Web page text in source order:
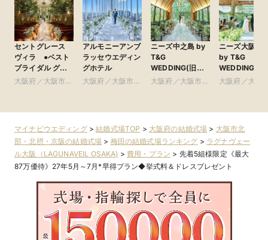
セントグレース
ヴィラ ●ベスト
ブライダル グ
ループ
大阪府／大阪市南
アルモニーアンブ
ラッセウエディン
グホテル
大阪府／大阪市北
ニーズ中之島 by
T&G
WEDDING(旧
アーセンティア迎
大阪府／大阪市北
ニーズ大阪本
by T&G
WEDDING(旧
クアガーデン
大阪府／大阪
マイナビウエディング>結婚式場TOP > 大阪府の結婚式場 > 大阪市北
部・北摂・京阪の結婚式場 > 梅田の結婚式場ランキング > ラグナヴェー
ル大阪（LAGUNAVEIL OSAKA) > 費用・プラン > 先着5組様限定《最大
87万優待》27年5月～7月*早得プラン◆挙式料＆ドレスプレゼント